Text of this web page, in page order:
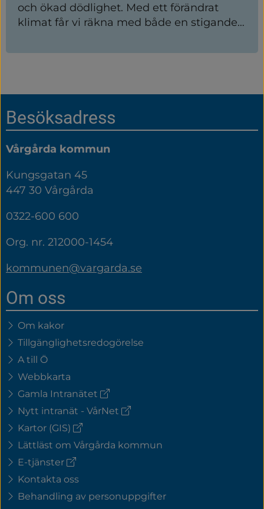
och ökad dödlighet. Med ett förändrat
klimat får vi räkna med både en stigande
vanligare. Eftersom vi i Sverige inte är så
temperaturer än i till exempel Sydeuropa.
Sidfot
Besöksadress
Vårgårda kommun
Kungsgatan 45
447 30 Vårgårda
0322-600 600
Org. nr. 212000-1454
kommunen@vargarda.se
Om oss
Om kakor
Tillgänglighetsredogörelse
A till Ö
Webbkarta
Gamla Intranätet (extern
Nytt intranät - VårNet (extern
Kartor (GIS) (extern
länk)
Lättläst om Vårgårda kommun
E-tjänster (extern
Kontakta oss
Behandling av personuppgifter